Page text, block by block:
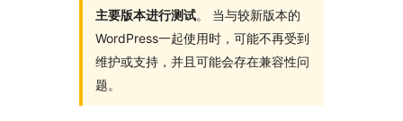
主要版本进行测试。 当与较新版本的
WordPress一起使用时，可能不再受到
维护或支持，并且可能会存在兼容性问
题。